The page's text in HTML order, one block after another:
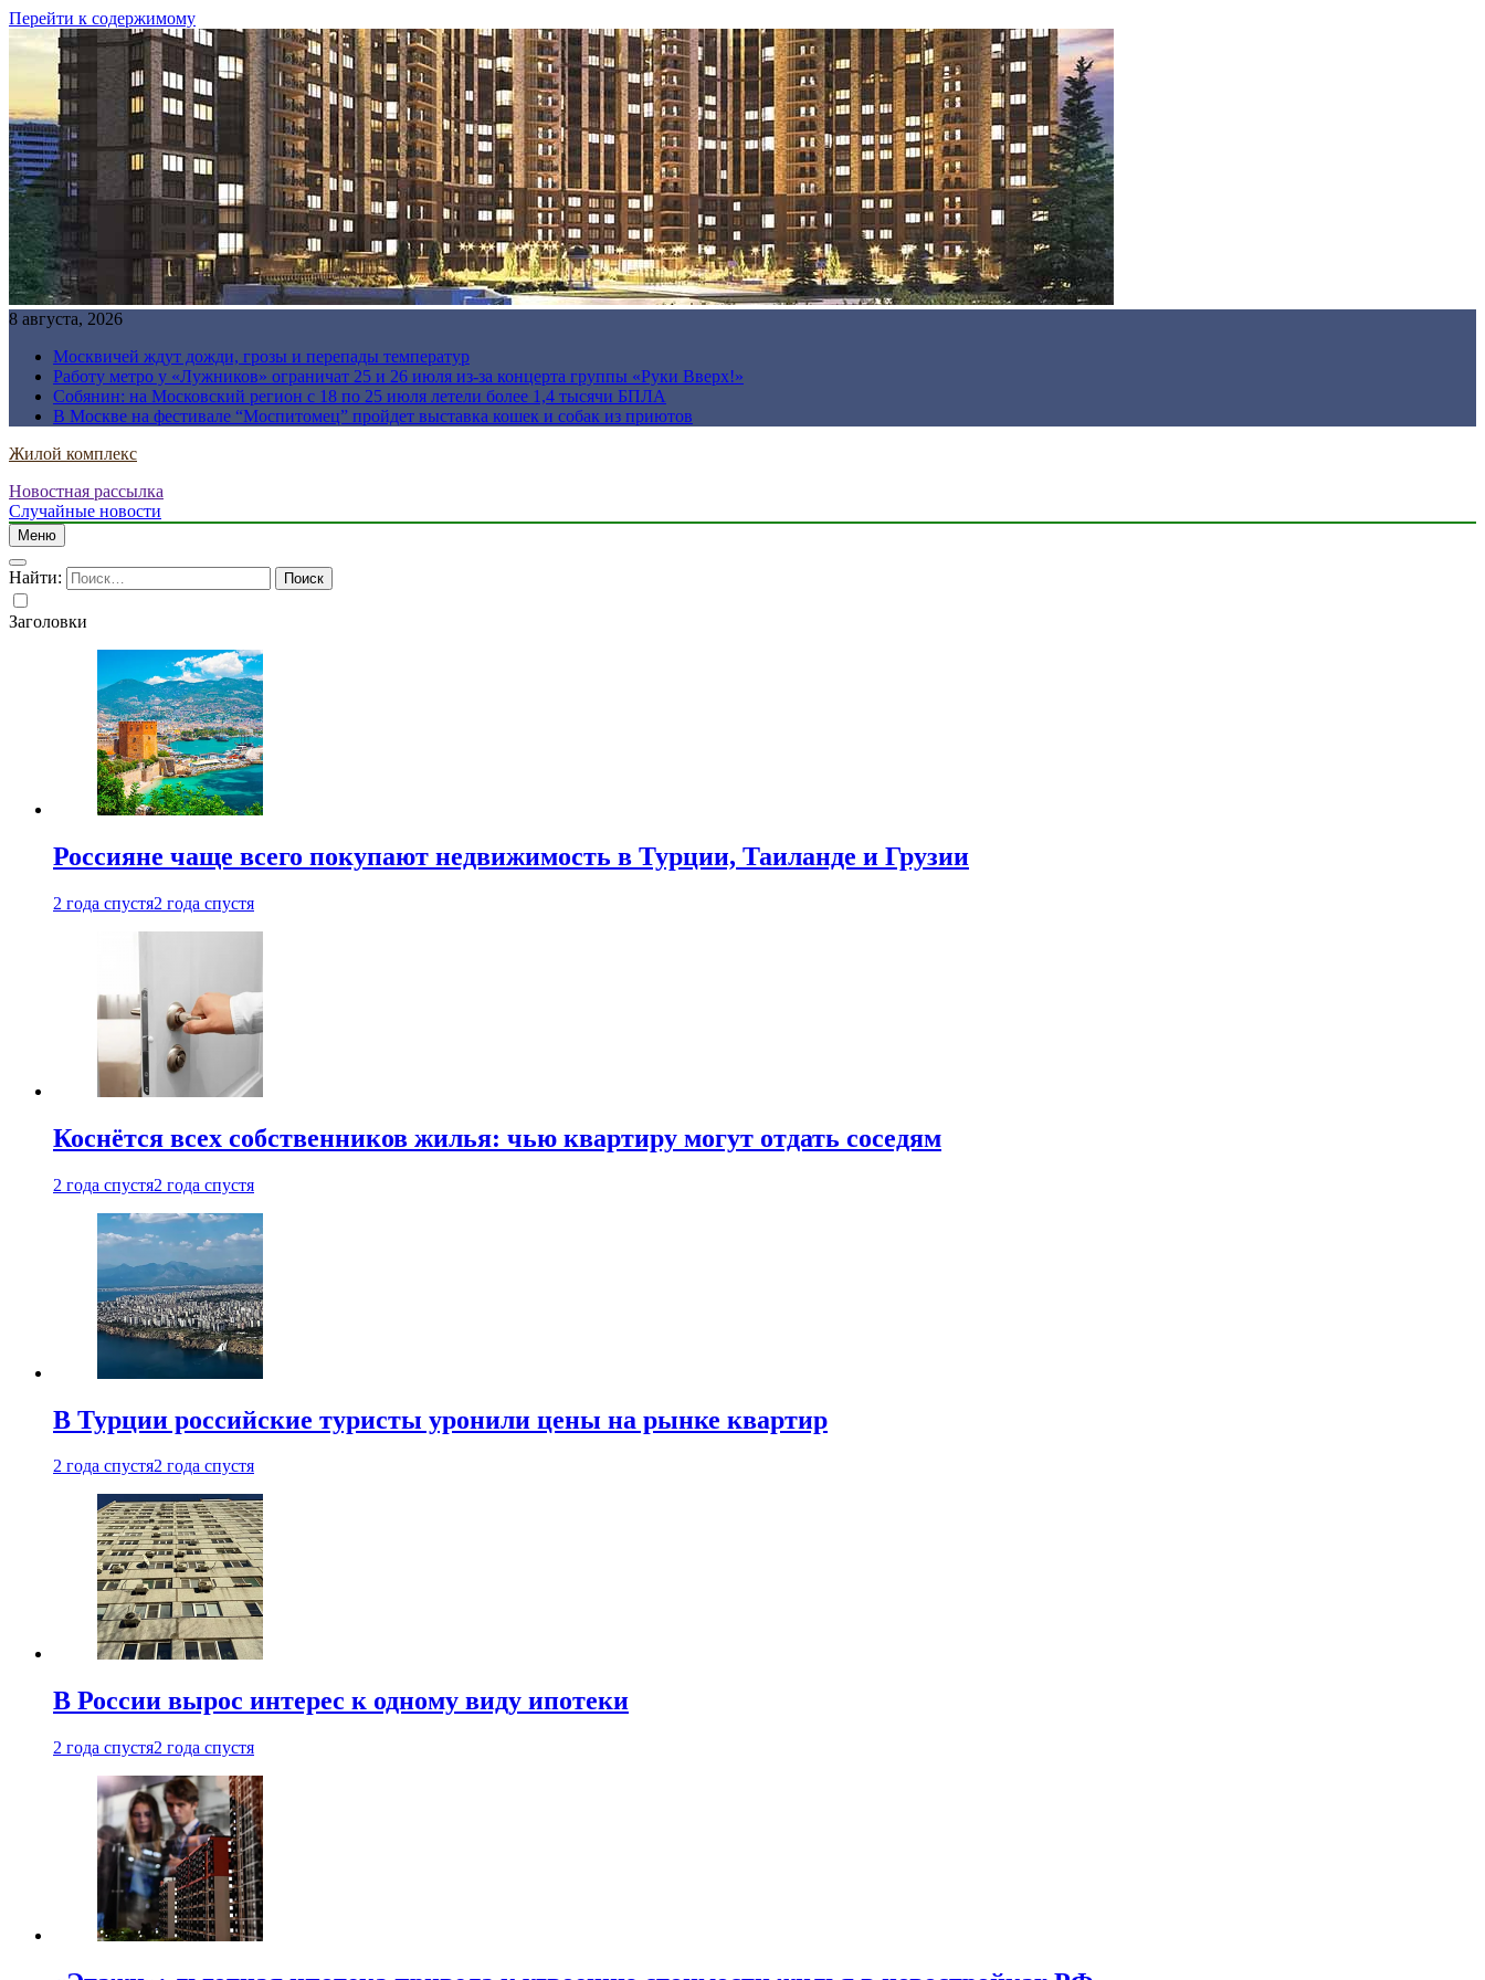
Перейти к содержимому
8 августа, 2026
Москвичей ждут дожди, грозы и перепады температур
Работу метро у «Лужников» ограничат 25 и 26 июля из-за концерта группы «Руки Вверх!»
Собянин: на Московский регион с 18 по 25 июля летели более 1,4 тысячи БПЛА
В Москве на фестивале “Моспитомец” пройдет выставка кошек и собак из приютов
Жилой комплекс
Новостная рассылка
Случайные новости
Меню
Найти:
Заголовки
Россияне чаще всего покупают недвижимость в Турции, Таиланде и Грузии
2 года спустя2 года спустя
Коснётся всех собственников жилья: чью квартиру могут отдать соседям
2 года спустя2 года спустя
В Турции российские туристы уронили цены на рынке квартир
2 года спустя2 года спустя
В России вырос интерес к одному виду ипотеки
2 года спустя2 года спустя